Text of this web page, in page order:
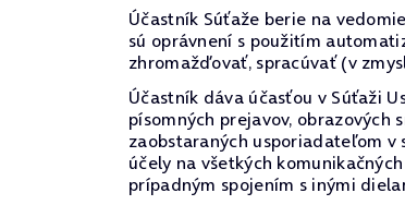
Účastník Súťaže berie na
sú oprávnení s použitím
zhromažďovať, spracúvať (v
Účastník dáva účasťou v Súťaži
písomných prejavov, obrazových
zaobstaraných usporiadateľom v
účely na všetkých
prípadným spojením s inými